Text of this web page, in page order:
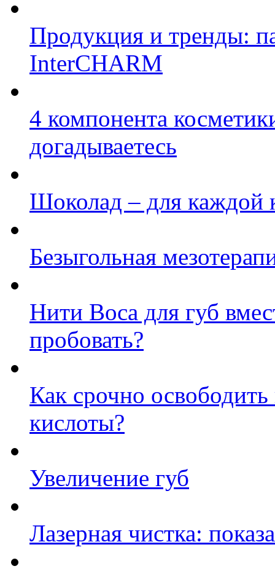
Продукция и тренды:
InterCHARM
4 компонента
догадываетесь
Шоколад – для каждой
Безыгольная
Нити Boca для губ
пробовать?
Как срочно
кислоты?
Увеличение губ
Лазерная чистка: